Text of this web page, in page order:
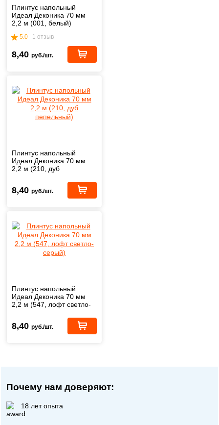
Плинтус напольный
Идеал Деконика 70 мм
2,2 м (001, белый)
5.0 1 отзыв
8,40 руб./шт.
Плинтус напольный
Идеал Деконика 70 мм
2,2 м (210, дуб
8,40 руб./шт.
Плинтус напольный
Идеал Деконика 70 мм
2,2 м (547, лофт светло-
8,40 руб./шт.
Почему нам доверяют:
18 лет опыта